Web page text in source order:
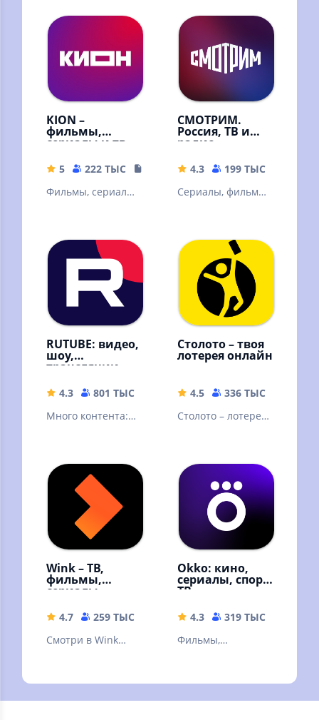
KION –
фильмы,
сериалы и тв
5 222 ТЫС
108.87 MB
Фильмы, сериалы
СМОТРИМ.
Россия, ТВ и
радио
4.3 199 ТЫС
Сериалы, фильмы,
новости
RUTUBE: видео,
шоу,
трансляции
4.3 801 ТЫС
42.88 MB
Много контента:
прямые эфиры,
сериалы и шоу
Столото – твоя
лотерея онлайн
4.5 336 ТЫС
Столото – лотерея,
лото и другие
лотереи
Wink – ТВ,
фильмы,
сериалы
4.7 259 ТЫС
59.68 MB
Смотри в Wink
мультфильмы и ТВ
каналы
Okko: кино,
сериалы, спорт,
ТВ
4.3 319 ТЫС
Фильмы,
мультфильмы и ТВ-
каналы онлайн в